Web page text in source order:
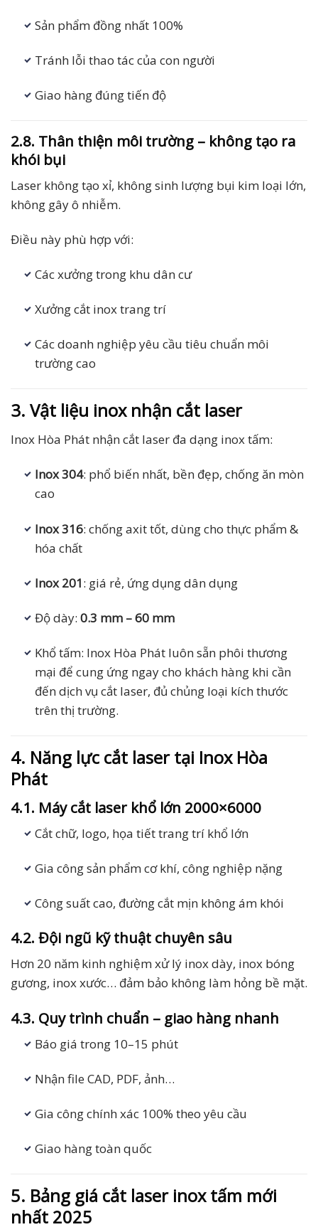
Sản phẩm đồng nhất 100%
Tránh lỗi thao tác của con người
Giao hàng đúng tiến độ
2.8. Thân thiện môi trường – không tạo ra
khói bụi
Laser không tạo xỉ, không sinh lượng bụi kim loại lớn,
không gây ô nhiễm.
Điều này phù hợp với:
Các xưởng trong khu dân cư
Xưởng cắt inox trang trí
Các doanh nghiệp yêu cầu tiêu chuẩn môi
trường cao
3. Vật liệu inox nhận cắt laser
Inox Hòa Phát nhận cắt laser đa dạng inox tấm:
Inox 304: phổ biến nhất, bền đẹp, chống ăn mòn
cao
Inox 316: chống axit tốt, dùng cho thực phẩm &
hóa chất
Inox 201: giá rẻ, ứng dụng dân dụng
Độ dày: 0.3 mm – 60 mm
Khổ tấm: Inox Hòa Phát luôn sẵn phôi thương
mại để cung ứng ngay cho khách hàng khi cần
đến dịch vụ cắt laser, đủ chủng loại kích thước
trên thị trường.
4. Năng lực cắt laser tại Inox Hòa
Phát
4.1. Máy cắt laser khổ lớn 2000×6000
Cắt chữ, logo, họa tiết trang trí khổ lớn
Gia công sản phẩm cơ khí, công nghiệp nặng
Công suất cao, đường cắt mịn không ám khói
4.2. Đội ngũ kỹ thuật chuyên sâu
Hơn 20 năm kinh nghiệm xử lý inox dày, inox bóng
gương, inox xước… đảm bảo không làm hỏng bề mặt.
4.3. Quy trình chuẩn – giao hàng nhanh
Báo giá trong 10–15 phút
Nhận file CAD, PDF, ảnh…
Gia công chính xác 100% theo yêu cầu
Giao hàng toàn quốc
5. Bảng giá cắt laser inox tấm mới
nhất 2025